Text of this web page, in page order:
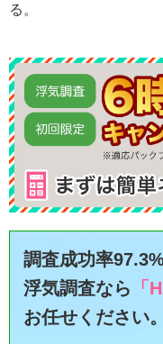
る。
調査成功率97.3%
浮気調査なら 「
お任せください。